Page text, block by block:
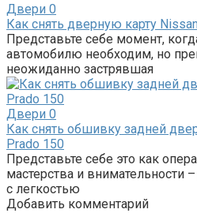
Двери 0
Как снять дверную карту
Представьте себе момент,
автомобилю необходим, но
неожиданно застрявшая
Двери 0
Как снять обшивку задней
Prado 150
Представьте себе это как
мастерства и внимательности
с легкостью
Добавить комментарий